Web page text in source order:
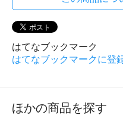
はてなブックマーク
はてなブックマークに登
ほかの商品を探す